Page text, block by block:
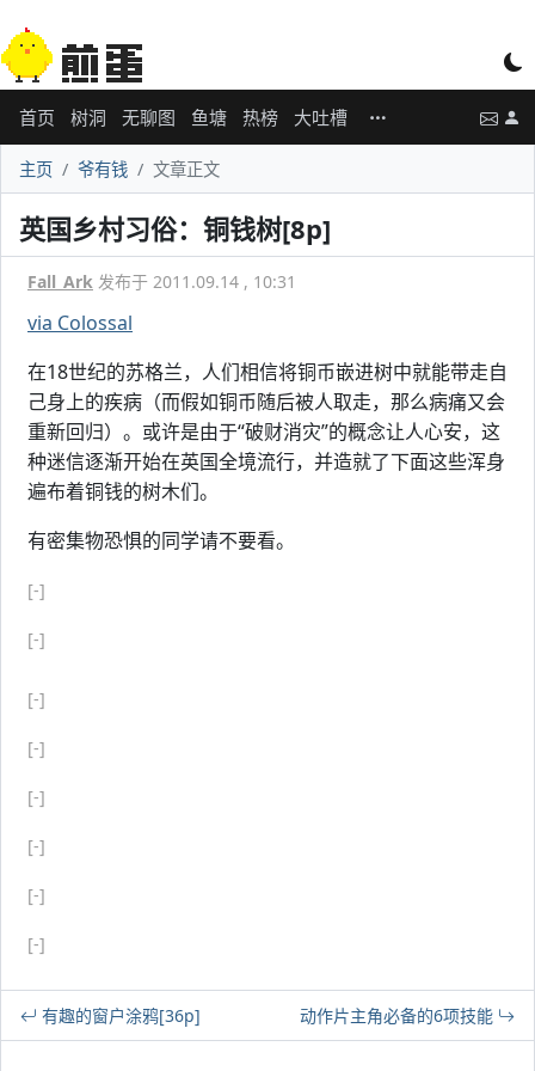
首页 树洞 无聊图 鱼塘 热榜 大吐槽
主页 爷有钱 文章正文
英国乡村习俗：铜钱树[8p]
Fall_Ark 发布于 2011.09.14 , 10:31
via Colossal
在18世纪的苏格兰，人们相信将铜币嵌进树中就能带走自
己身上的疾病（而假如铜币随后被人取走，那么病痛又会
重新回归）。或许是由于“破财消灾”的概念让人心安，这
种迷信逐渐开始在英国全境流行，并造就了下面这些浑身
遍布着铜钱的树木们。
有密集物恐惧的同学请不要看。
[-]
[-]
[-]
[-]
[-]
[-]
[-]
[-]
有趣的窗户涂鸦[36p] 动作片主角必备的6项技能